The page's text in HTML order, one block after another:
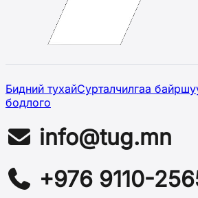
Бидний тухайСурталчилгаа
бодлого
info@tug.mn
+976 9110-